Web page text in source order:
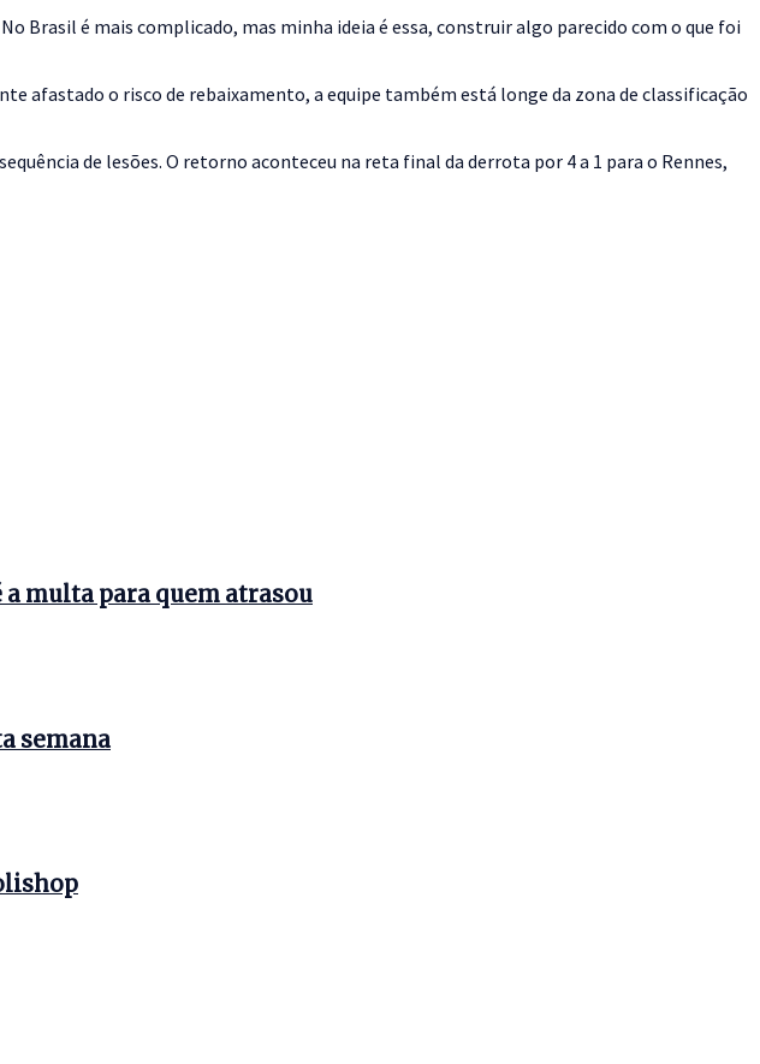
Brasil é mais complicado, mas minha ideia é essa, construir algo parecido com o que foi
afastado o risco de rebaixamento, a equipe também está longe da zona de classificação
de lesões. O retorno aconteceu na reta final da derrota por 4 a 1 para o Rennes,
a multa para quem atrasou
semana